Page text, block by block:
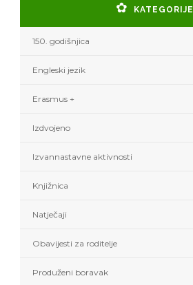
KATEGORIJE
150. godišnjica
Engleski jezik
Erasmus +
Izdvojeno
Izvannastavne aktivnosti
Knjižnica
Natječaji
Obavijesti za roditelje
Produženi boravak